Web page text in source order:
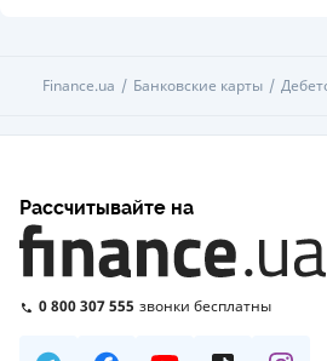
Finance.ua Банковские карты
Рассчитывайте на
0 800 307 555 звонки бесплатны